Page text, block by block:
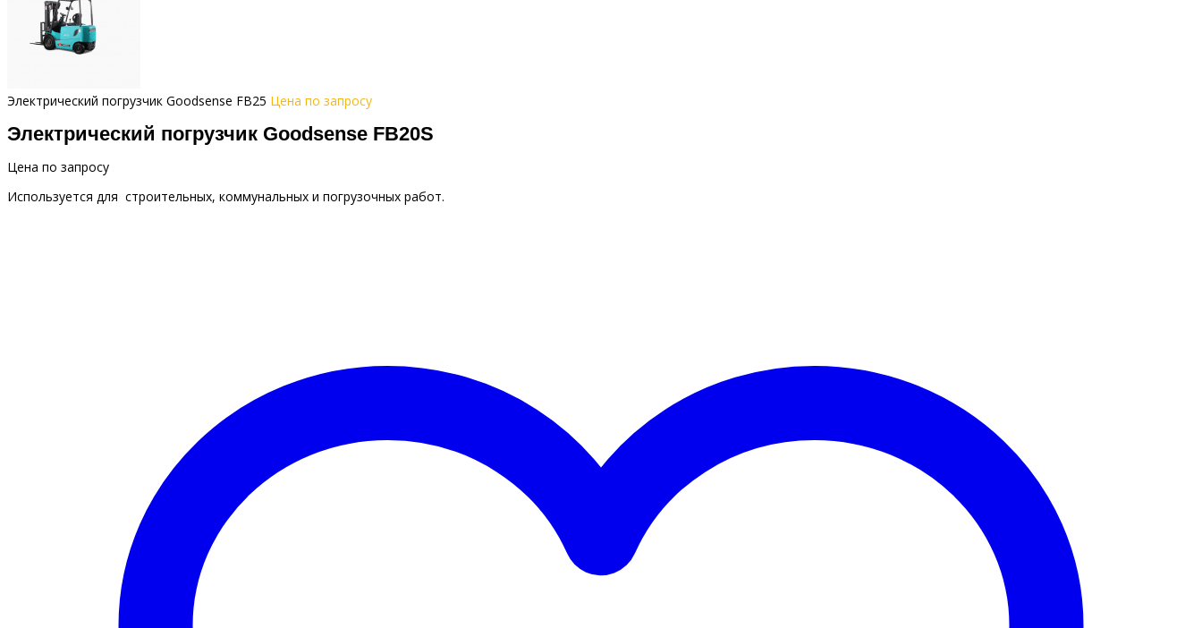
Электрический погрузчик Goodsense FB25 Цена по запросу
Электрический погрузчик Goodsense FB20S
Цена по запросу
Используется для строительных, коммунальных и погрузочных работ.